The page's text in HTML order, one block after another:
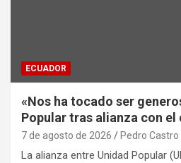
ECUADOR
«Nos ha tocado ser
Popular tras alianza con
7 de agosto de 2026 Pedro Castro
La alianza entre Unidad Popular